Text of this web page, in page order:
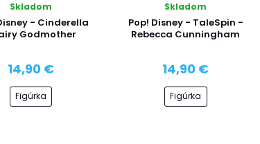
Skladom
- Cinderella
Godmother
14,90 €
Figúrka
Skladom
Pop! Disney - TaleSpin -
Rebecca Cunningham
14,90 €
Figúrka